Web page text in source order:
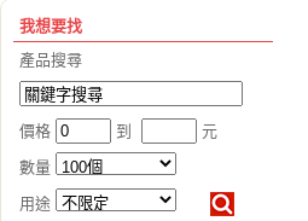
我想要找
產品搜尋
價格 到
元
數量
用途